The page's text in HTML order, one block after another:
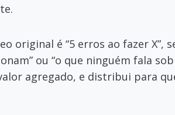
original é “5 erros ao fazer X”,
ou “o que ninguém fala
agregado, e distribui para